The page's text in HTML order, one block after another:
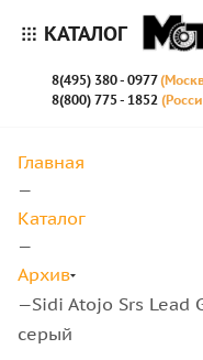
КАТАЛОГ
8(495) 380 - 0977
8(800) 775 - 1852
Главная
—
Каталог
—
Архив
—Sidi Atojo Srs Lead
серый